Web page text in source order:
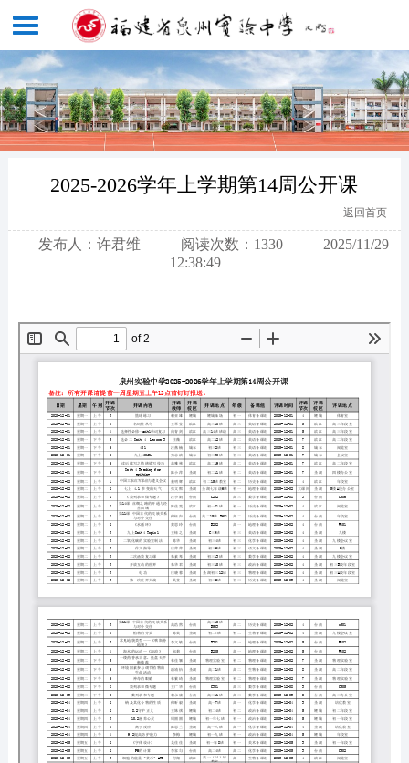
2025-2026学年上学期第14周公开课
返回首页
发布人：许君维 阅读次数：1330
2025/11/29
12:38:49